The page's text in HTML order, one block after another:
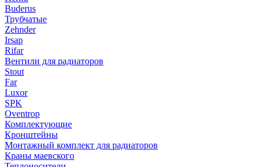
Buderus
Трубчатые
Zehnder
Irsap
Rifar
Вентили для радиаторов
Stout
Far
Luxor
SPK
Oventrop
Комплектующие
Кронштейны
Монтажный комплект для радиаторов
Краны маевского